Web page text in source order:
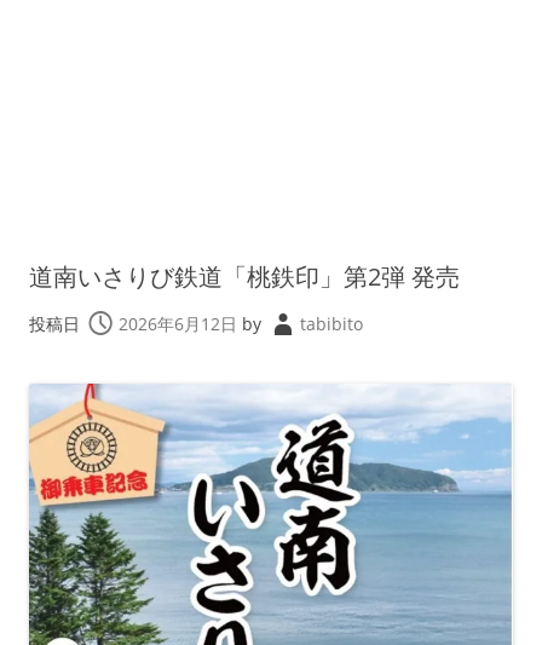
道南いさりび鉄道「桃鉄印」第2弾 発売
投稿日 2026年6月12日 by tabibito